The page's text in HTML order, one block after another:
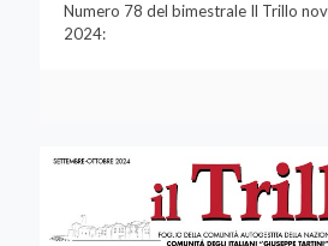
Numero 78 del bimestrale Il Trillo
2024: